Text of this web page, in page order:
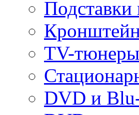
TV-
DVD и